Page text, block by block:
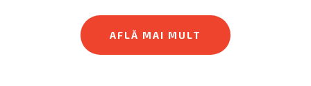
AFLĂ MAI MULT